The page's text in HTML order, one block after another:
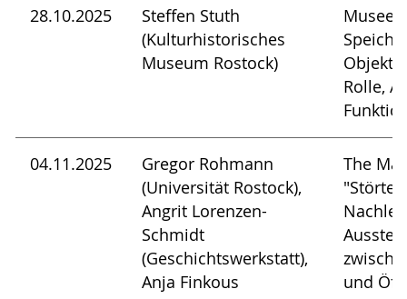
28.10.2025
Steffen Stuth
(Kulturhistorisches
Museum Rostock)
Rolle,
04.11.2025
Gregor Rohmann
(Universität Rostock),
Angrit Lorenzen-
Schmidt
(Geschichtswerkstatt),
Anja Finkous
The
und